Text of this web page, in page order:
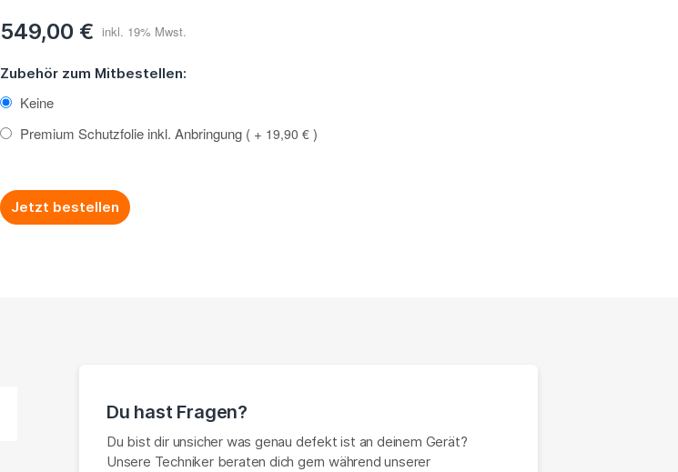
549,00 €
Zubehör zum Mitbestellen:
Keine
Premium Schutzfolie inkl. Anbringung
+ 19,90 €
Jetzt bestellen
Du hast Fragen?
Du bist dir unsicher was genau defekt ist an deinem Gerät?
Unsere Techniker beraten dich gern während unserer